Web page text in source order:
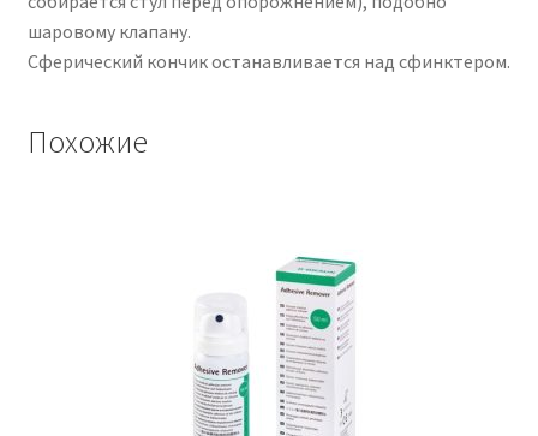
шаровому клапану.
Сферический кончик останавливается над сфинктером.
Похожие